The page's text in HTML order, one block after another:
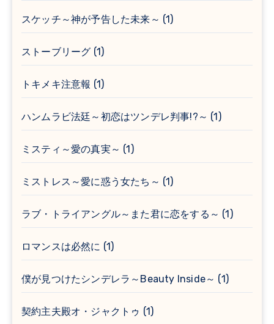
スケッチ～神が予告した未来～ (1)
ストーブリーグ (1)
トキメキ注意報 (1)
ハンムラビ法廷～初恋はツンデレ判事!?～ (1)
ミスティ～愛の真実～ (1)
ミストレス～愛に惑う女たち～ (1)
ラブ・トライアングル～また君に恋をする～ (1)
ロマンスは必然に (1)
僕が見つけたシンデレラ～Beauty Inside～ (1)
契約主夫殿オ・ジャクトゥ (1)